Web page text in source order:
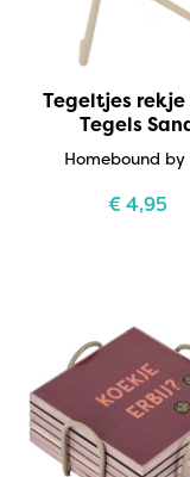
Tegeltjes rekje
Tegels
Homebound by
€4,95